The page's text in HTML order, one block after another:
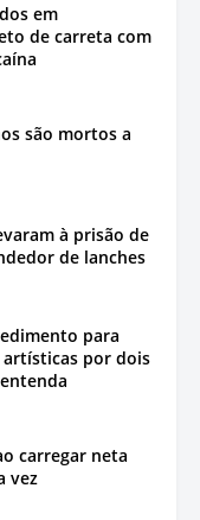
em
de carreta com
são mortos a
à prisão de
de lanches
para
por dois
carregar neta
vez